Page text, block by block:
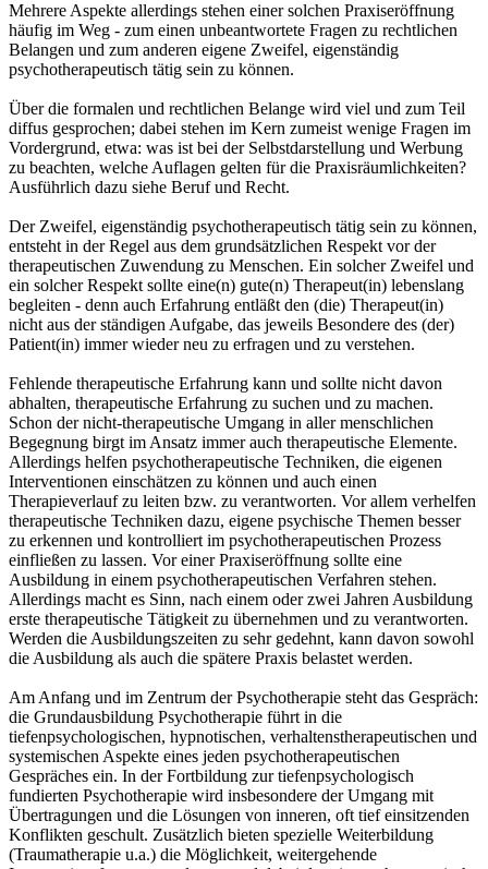
Mehrere Aspekte allerdings stehen einer solchen Praxiseröffnung
häufig im Weg - zum einen unbeantwortete Fragen zu rechtlichen
Belangen und zum anderen eigene Zweifel, eigenständig
psychotherapeutisch tätig sein zu können.
Über die formalen und rechtlichen Belange wird viel und zum Teil
diffus gesprochen; dabei stehen im Kern zumeist wenige Fragen im
Vordergrund, etwa: was ist bei der Selbstdarstellung und Werbung
zu beachten, welche Auflagen gelten für die Praxisräumlichkeiten?
Ausführlich dazu siehe Beruf und Recht.
Der Zweifel, eigenständig psychotherapeutisch tätig sein zu können,
entsteht in der Regel aus dem grundsätzlichen Respekt vor der
therapeutischen Zuwendung zu Menschen. Ein solcher Zweifel und
ein solcher Respekt sollte eine(n) gute(n) Therapeut(in) lebenslang
begleiten - denn auch Erfahrung entläßt den (die) Therapeut(in)
nicht aus der ständigen Aufgabe, das jeweils Besondere des (der)
Patient(in) immer wieder neu zu erfragen und zu verstehen.
Fehlende therapeutische Erfahrung kann und sollte nicht davon
abhalten, therapeutische Erfahrung zu suchen und zu machen.
Schon der nicht-therapeutische Umgang in aller menschlichen
Begegnung birgt im Ansatz immer auch therapeutische Elemente.
Allerdings helfen psychotherapeutische Techniken, die eigenen
Interventionen einschätzen zu können und auch einen
Therapieverlauf zu leiten bzw. zu verantworten. Vor allem verhelfen
therapeutische Techniken dazu, eigene psychische Themen besser
zu erkennen und kontrolliert im psychotherapeutischen Prozess
einfließen zu lassen. Vor einer Praxiseröffnung sollte eine
Ausbildung in einem psychotherapeutischen Verfahren stehen.
Allerdings macht es Sinn, nach einem oder zwei Jahren Ausbildung
erste therapeutische Tätigkeit zu übernehmen und zu verantworten.
Werden die Ausbildungszeiten zu sehr gedehnt, kann davon sowohl
die Ausbildung als auch die spätere Praxis belastet werden.
Am Anfang und im Zentrum der Psychotherapie steht das Gespräch:
die Grundausbildung Psychotherapie führt in die
tiefenpsychologischen, hypnotischen, verhaltenstherapeutischen und
systemischen Aspekte eines jeden psychotherapeutischen
Gespräches ein. In der Fortbildung zur tiefenpsychologisch
fundierten Psychotherapie wird insbesondere der Umgang mit
Übertragungen und die Lösungen von inneren, oft tief einsitzenden
Konflikten geschult. Zusätzlich bieten spezielle Weiterbildung
(Traumatherapie u.a.) die Möglichkeit, weitergehende